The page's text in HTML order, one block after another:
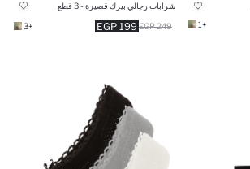
+1
شرابات رجالي بيزك قصيرة - 3 قطع
199 EGP 249 EGP
+3